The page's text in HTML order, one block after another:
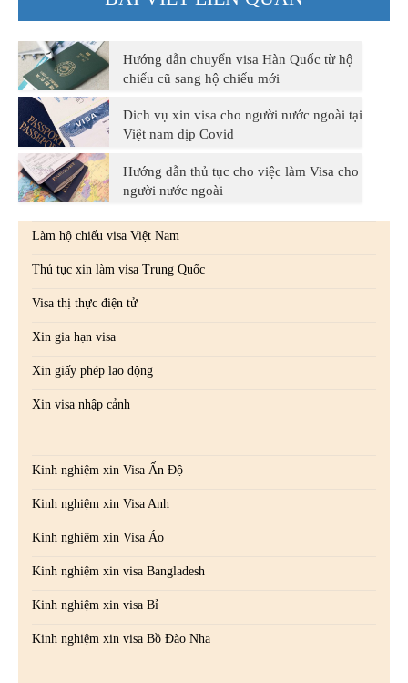
Hướng dẫn chuyển visa Hàn Quốc từ hộ
chiếu cũ sang hộ chiếu mới
Dich vụ xin visa cho người nước ngoài tại
Việt nam dịp Covid
Hướng dẫn thủ tục cho việc làm Visa cho
người nước ngoài
Làm hộ chiếu visa Việt Nam
Thủ tục xin làm visa Trung Quốc
Visa thị thực điện tử
Xin gia hạn visa
Xin giấy phép lao động
Xin visa nhập cảnh
Kinh nghiệm xin Visa Ấn Độ
Kinh nghiệm xin Visa Anh
Kinh nghiệm xin Visa Áo
Kinh nghiệm xin visa Bangladesh
Kinh nghiệm xin visa Bỉ
Kinh nghiệm xin visa Bồ Đào Nha